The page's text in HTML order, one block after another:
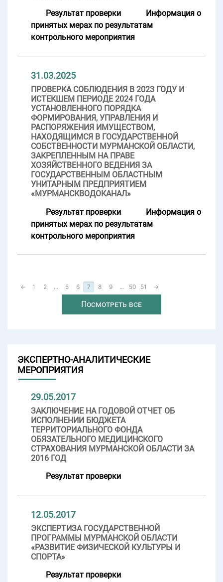
Результат проверки
Информация о
принятых мерах по результатам
контрольного мероприятия
31.03.2025
ПРОВЕРКА СОБЛЮДЕНИЯ В 2023 ГОДУ И
ИСТЕКШЕМ ПЕРИОДЕ 2024 ГОДА
УСТАНОВЛЕННОГО ПОРЯДКА
ФОРМИРОВАНИЯ, УПРАВЛЕНИЯ И
РАСПОРЯЖЕНИЯ ИМУЩЕСТВОМ,
НАХОДЯЩИМСЯ В ГОСУДАРСТВЕННОЙ
СОБСТВЕННОСТИ МУРМАНСКОЙ ОБЛАСТИ,
ЗАКРЕПЛЕННЫМ НА ПРАВЕ
ХОЗЯЙСТВЕННОГО ВЕДЕНИЯ ЗА
ГОСУДАРСТВЕННЫМ ОБЛАСТНЫМ
УНИТАРНЫМ ПРЕДПРИЯТИЕМ
«МУРМАНСКВОДОКАНАЛ»
Результат проверки
Информация о
принятых мерах по результатам
контрольного мероприятия
← 1 2 ... 5 6 7 8 9 ... 50 51 →
Посмотреть все
ЭКСПЕРТНО-АНАЛИТИЧЕСКИЕ
МЕРОПРИЯТИЯ
29.05.2017
ЗАКЛЮЧЕНИЕ НА ГОДОВОЙ ОТЧЕТ ОБ
ИСПОЛНЕНИИ БЮДЖЕТА
ТЕРРИТОРИАЛЬНОГО ФОНДА
ОБЯЗАТЕЛЬНОГО МЕДИЦИНСКОГО
СТРАХОВАНИЯ МУРМАНСКОЙ ОБЛАСТИ ЗА
2016 ГОД
Результат проверки
12.05.2017
ЭКСПЕРТИЗА ГОСУДАРСТВЕННОЙ
ПРОГРАММЫ МУРМАНСКОЙ ОБЛАСТИ
«РАЗВИТИЕ ФИЗИЧЕСКОЙ КУЛЬТУРЫ И
СПОРТА»
Результат проверки